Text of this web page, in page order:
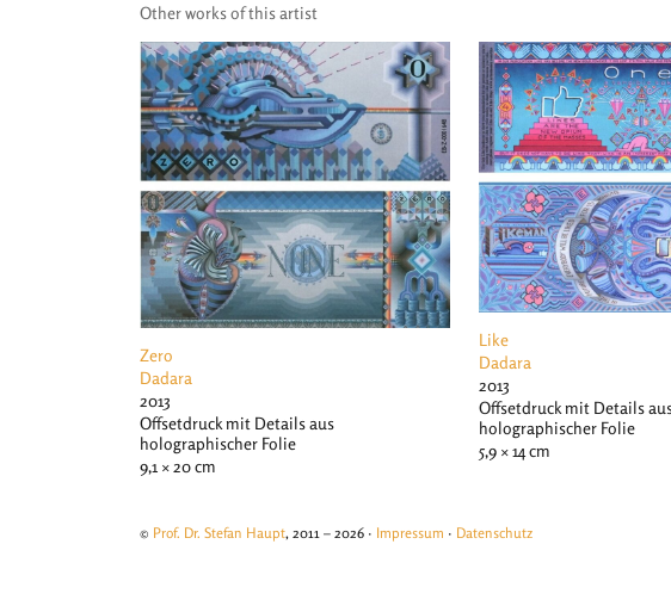
Other works of this artist
Zero
Dadara
2013
Offsetdruck mit Details aus
holographischer Folie
9,1 × 20 cm
Like
Dadara
2013
Offsetdruck mit Details
holographischer Folie
5,9 × 14 cm
© Prof. Dr. Stefan Haupt, 2011 – 2026 · Impressum · Datenschutz